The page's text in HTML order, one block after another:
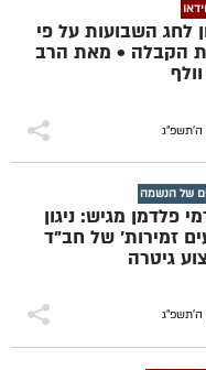
לחג השבועות על פי
הקבלה • מאת הרב
ה׳תשפ״ג
של הנשמה
פלדמן מגיש: ניגון
זמירות' של חב"ד
גיטרה
ה׳תשפ״ג